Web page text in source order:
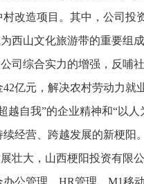
改造项目。其中，公司
西山文化旅游带的重要组
司综合实力的增强，反哺
亿元，解决农村劳动力就
越自我”的企业精神和“以
经营、跨越发展的新梗阳。
壮大，山西梗阳投资有限
公管理、HR管理、M1移